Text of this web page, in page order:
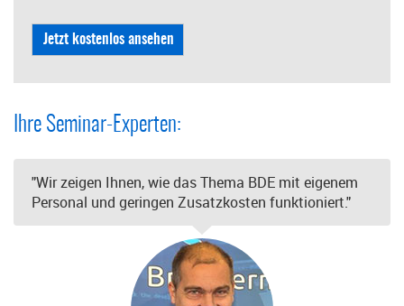
Ihre Seminar-Experten:
"Wir zeigen Ihnen, wie das Thema BDE mit eigenem
Personal und geringen Zusatzkosten funktioniert."